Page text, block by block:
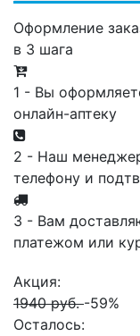
Оформление
в 3 шага
1 - Вы
онлайн-аптеку
2 - Наш
телефону и
3 - Вам
платежом или
Акция:
1940 руб.-59%
Осталось: